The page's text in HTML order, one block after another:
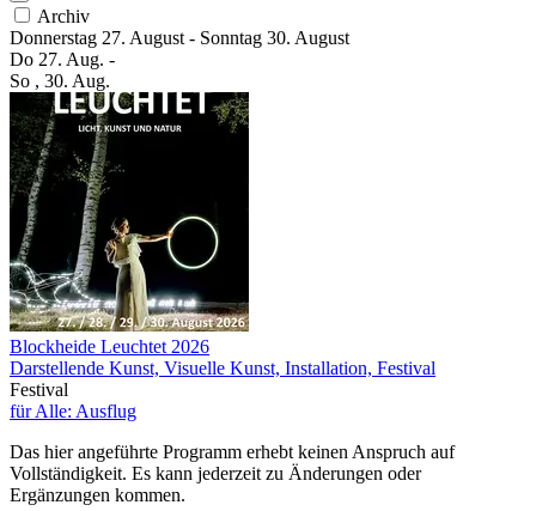
Archiv
Donnerstag 27. August - Sonntag 30. August
Do 27. Aug. -
So , 30. Aug.
Blockheide Leuchtet 2026
Darstellende Kunst, Visuelle Kunst, Installation, Festival
Festival
für Alle: Ausflug
Das hier angeführte Programm erhebt keinen Anspruch auf
Vollständigkeit. Es kann jederzeit zu Änderungen oder
Ergänzungen kommen.